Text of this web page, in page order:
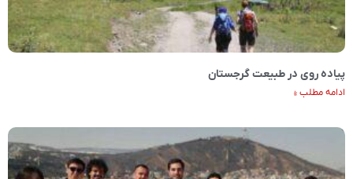
پیاده روی در طبیعت گرجستان
ادامه مطلب »